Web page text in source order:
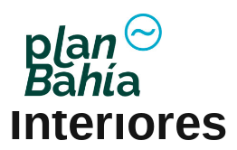
Paseo Rías
Interiores